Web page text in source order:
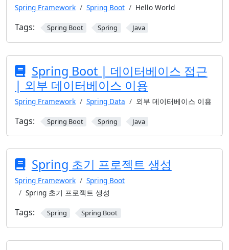
Spring Framework Spring Boot Hello World
Tags: Spring Boot Spring Java
Spring Boot | 데이터베이스 접근
| 외부 데이터베이스 이용
Spring Framework Spring Data 외부 데이터베이스 이용
Tags: Spring Boot Spring Java
Spring 초기 프로젝트 생성
Spring Framework
Spring Boot
Spring 초기 프로젝트 생성
Tags: Spring Spring Boot